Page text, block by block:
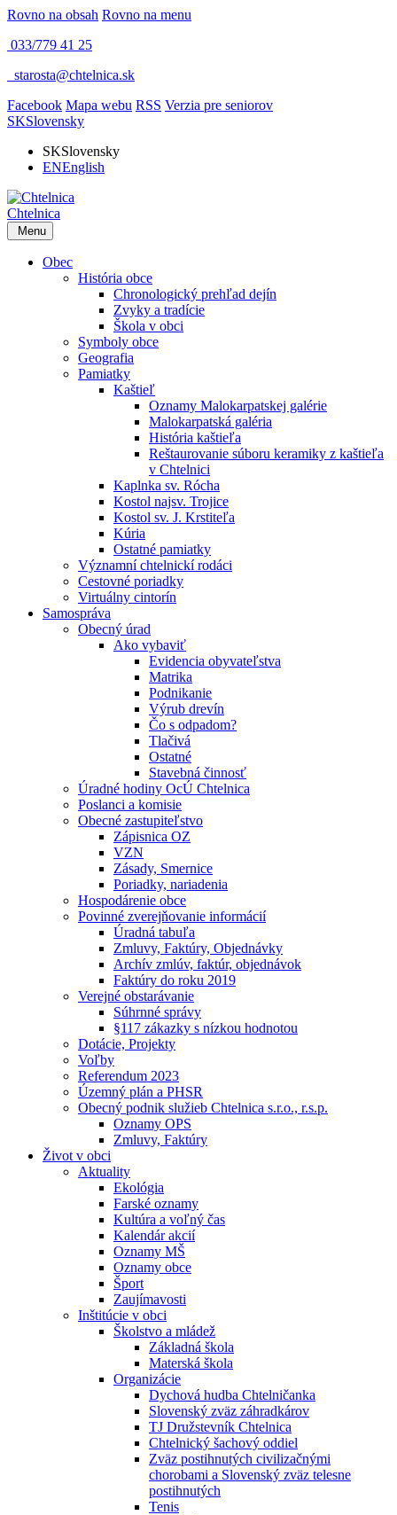
Rovno na obsah Rovno na menu
033/779 41 25
starosta@chtelnica.sk
Facebook Mapa webu RSS Verzia pre seniorov
SKSlovensky
SKSlovensky
ENEnglish
Chtelnica
Menu
Obec
História obce
Chronologický prehľad dejín
Zvyky a tradície
Škola v obci
Symboly obce
Geografia
Pamiatky
Kaštieľ
Oznamy Malokarpatskej galérie
Malokarpatská galéria
História kaštieľa
Reštaurovanie súboru keramiky z kaštieľa
v Chtelnici
Kaplnka sv. Rócha
Kostol najsv. Trojice
Kostol sv. J. Krstiteľa
Kúria
Ostatné pamiatky
Významní chtelnickí rodáci
Cestovné poriadky
Virtuálny cintorín
Samospráva
Obecný úrad
Ako vybaviť
Evidencia obyvateľstva
Matrika
Podnikanie
Výrub drevín
Čo s odpadom?
Tlačivá
Ostatné
Stavebná činnosť
Úradné hodiny OcÚ Chtelnica
Poslanci a komisie
Obecné zastupiteľstvo
Zápisnica OZ
VZN
Zásady, Smernice
Poriadky, nariadenia
Hospodárenie obce
Povinné zverejňovanie informácií
Úradná tabuľa
Zmluvy, Faktúry, Objednávky
Archív zmlúv, faktúr, objednávok
Faktúry do roku 2019
Verejné obstarávanie
Súhrnné správy
§117 zákazky s nízkou hodnotou
Dotácie, Projekty
Voľby
Referendum 2023
Územný plán a PHSR
Obecný podnik služieb Chtelnica s.r.o., r.s.p.
Oznamy OPS
Zmluvy, Faktúry
Život v obci
Aktuality
Ekológia
Farské oznamy
Kultúra a voľný čas
Kalendár akcií
Oznamy MŠ
Oznamy obce
Šport
Zaujímavosti
Inštitúcie v obci
Školstvo a mládež
Základná škola
Materská škola
Organizácie
Dychová hudba Chtelničanka
Slovenský zväz záhradkárov
TJ Družstevník Chtelnica
Chtelnický šachový oddiel
Zväz postihnutých civilizačnými
chorobami a Slovenský zväz telesne
postihnutých
Tenis